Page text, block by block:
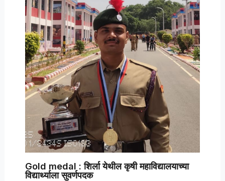
Gold medal : शिर्ला येथील कृषी महाविद्यालयाच्या
विद्यार्थ्याला सुवर्णपदक